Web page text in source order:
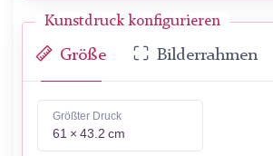
Kunstdruck konfigurieren
Größe Bilderrahmen
Größter Druck
61 × 43.2 cm